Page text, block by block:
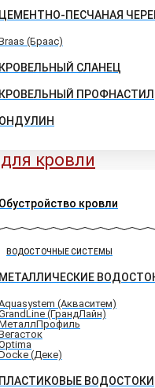
ЦЕМЕНТНО-ПЕСЧАНАЯ
(Браас)
КРОВЕЛЬНЫЙ СЛАНЕЦ
КРОВЕЛЬНЫЙ ПРОФНАСТИЛ
ОНДУЛИН
кровли
Обустройство кровли
ВОДОСТОЧНЫЕ СИСТЕМЫ
МЕТАЛЛИЧЕСКИЕ
(Акваситем)
(ГрандЛайн)
(Деке)
ПЛАСТИКОВЫЕ ВОДОСТОКИ